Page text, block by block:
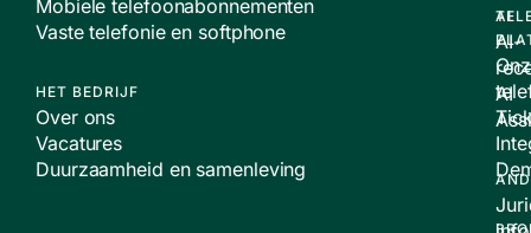
Mobiele telefoonabonnementen
Vaste telefonie en softphone
HET BEDRIJF
Over ons
Vacatures
Duurzaamheid en samenleving
AI
AI-
AI